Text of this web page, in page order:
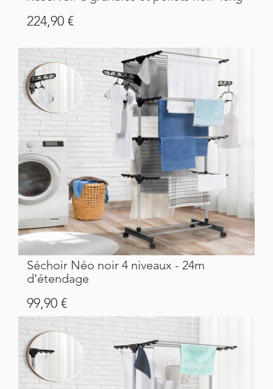
Prix
224,90 €
Séchoir Néo noir 4 niveaux - 24m
d'étendage
Prix
99,90 €